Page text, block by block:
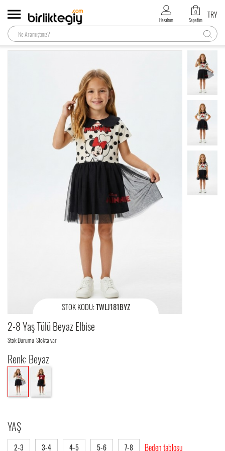
Hesabım
0
Sepetim
TRY
STOK KODU:TWLJ181BYZ
2-8 Yaş Tülü Beyaz Elbise
Stok Durumu: Stokta var
Renk: Beyaz
YAŞ
2-3 3-4 4-5 5-6 7-8 Beden tablosu